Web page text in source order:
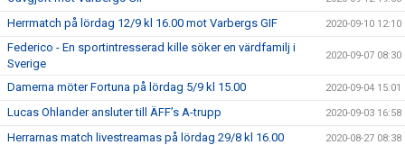
Herrmatch på lördag 12/9 kl 16.00 mot Varbergs GIF 2020-09-10 12:10
Federico - En sportintresserad kille söker en värdfamilj i
Sverige
2020-09-07 08:30
Damerna möter Fortuna på lördag 5/9 kl 15.00 2020-09-04 15:01
Lucas Ohlander ansluter till ÄFF’s A-trupp 2020-09-03 16:58
Herrarnas match livestreamas på lördag 29/8 kl 16.00 2020-08-27 08:38